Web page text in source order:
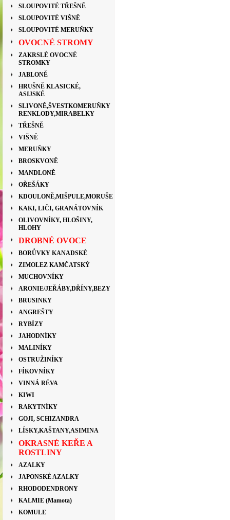
SLOUPOVITÉ TŘEŠNĚ
SLOUPOVITÉ VIŠNĚ
SLOUPOVITÉ MERUŇKY
OVOCNÉ STROMY
ZAKRSLÉ OVOCNÉ
STROMKY
JABLONĚ
HRUŠNĚ KLASICKÉ,
ASIJSKÉ
SLIVONĚ,ŠVESTKOMERUŇKY
RENKLODY,MIRABELKY
TŘEŠNĚ
VIŠNĚ
MERUŇKY
BROSKVONĚ
MANDLONĚ
OŘEŠÁKY
KDOULONĚ,MIŠPULE,MORUŠE
KAKI, LIČI, GRANÁTOVNÍK
OLIVOVNÍKY, HLOŠINY,
HLOHY
DROBNÉ OVOCE
BORŮVKY KANADSKÉ
ZIMOLEZ KAMČATSKÝ
MUCHOVNÍKY
ARONIE/JEŘÁBY,DŘÍNY,BEZY
BRUSINKY
ANGREŠTY
RYBÍZY
JAHODNÍKY
MALINÍKY
OSTRUŽINÍKY
FÍKOVNÍKY
VINNÁ RÉVA
KIWI
RAKYTNÍKY
GOJI, SCHIZANDRA
LÍSKY,KAŠTANY,ASIMINA
OKRASNÉ KEŘE A
ROSTLINY
AZALKY
JAPONSKÉ AZALKY
RHODODENDRONY
KALMIE (Mamota)
KOMULE